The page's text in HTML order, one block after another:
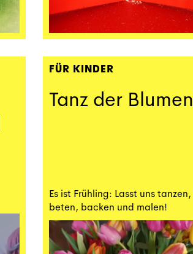
FÜR KINDER
Tanz der Blumen
Es ist Frühling: Lasst uns tanzen,
beten, backen und malen!